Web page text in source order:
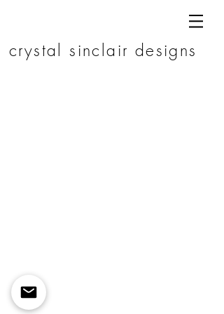
c r y s t a l s i n c l a i r d e s i g n s